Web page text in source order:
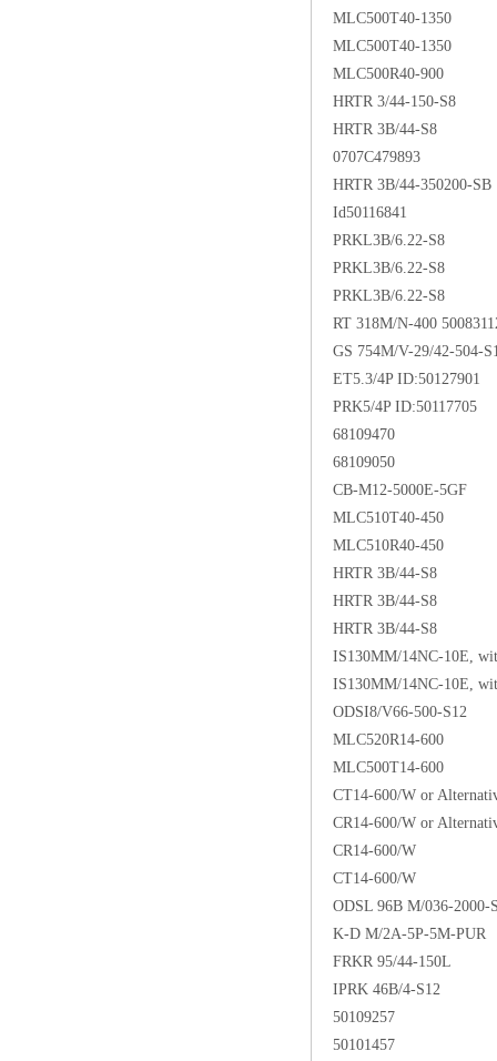
MLC500T40-1350
MLC500T40-1350
MLC500R40-900
HRTR 3/44-150-S8
HRTR 3B/44-S8
0707C479893
HRTR 3B/44-350200-SB
Id50116841
PRKL3B/6.22-S8
PRKL3B/6.22-S8
PRKL3B/6.22-S8
RT 318M/N-400
GS 754M/V-29/42-504-
ET5.3/4P ID:50127901
PRK5/4P ID:50117705
68109470
68109050
CB-M12-5000E-5GF
MLC510T40-450
MLC510R40-450
HRTR 3B/44-S8
HRTR 3B/44-S8
HRTR 3B/44-S8
IS130MM/14NC-10E,
IS130MM/14NC-10E,
ODSI8/V66-500-S12
MLC520R14-600
MLC500T14-600
CT14-600/W or
CR14-600/W or
CR14-600/W
CT14-600/W
ODSL 96B M/036-2000-
K-D M/2A-5P-5M-PUR
FRKR 95/44-150L
IPRK 46B/4-S12
50109257
50101457